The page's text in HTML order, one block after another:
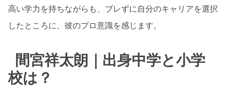
高い学力を持ちながらも、ブレずに自分のキャリアを選択
したところに、彼のプロ意識を感じます。
間宮祥太朗｜出身中学と小学
校は？